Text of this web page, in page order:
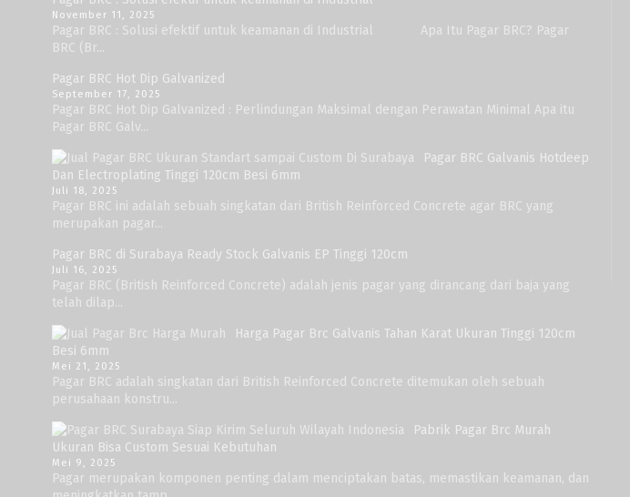
November 11, 2025
Pagar BRC : Solusi efektif untuk keamanan di Industrial Apa Itu Pagar BRC? Pagar
BRC (Br...
Pagar BRC Hot Dip Galvanized
September 17, 2025
Pagar BRC Hot Dip Galvanized : Perlindungan Maksimal dengan Perawatan Minimal Apa itu
Pagar BRC Galv...
Pagar BRC Galvanis Hotdeep
Dan Electroplating Tinggi 120cm Besi 6mm
Juli 18, 2025
Pagar BRC ini adalah sebuah singkatan dari British Reinforced Concrete agar BRC yang
merupakan pagar...
Pagar BRC di Surabaya Ready Stock Galvanis EP Tinggi 120cm
Juli 16, 2025
Pagar BRC (British Reinforced Concrete) adalah jenis pagar yang dirancang dari baja yang
telah dilap...
Harga Pagar Brc Galvanis Tahan Karat Ukuran Tinggi 120cm
Besi 6mm
Mei 21, 2025
Pagar BRC adalah singkatan dari British Reinforced Concrete ditemukan oleh sebuah
perusahaan konstru...
Pabrik Pagar Brc Murah
Ukuran Bisa Custom Sesuai Kebutuhan
Mei 9, 2025
Pagar merupakan komponen penting dalam menciptakan batas, memastikan keamanan, dan